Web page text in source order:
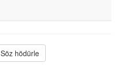
Söz hödürle